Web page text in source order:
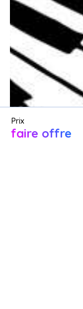
Prix
faire offre
artiste
ou